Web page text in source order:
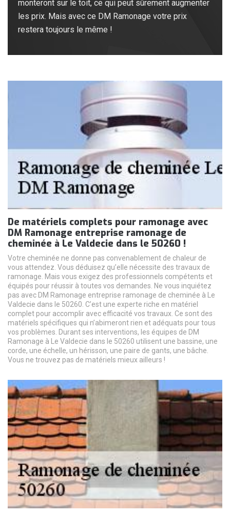
monteront sur le toit, ce qui peut sûrement augmenter
les prix. Mais avec ce DM Ramonage votre prix
restera toujours le même !
De matériels complets pour ramonage avec
DM Ramonage entreprise ramonage de
cheminée à Le Valdecie dans le 50260 !
Votre cheminée ne donne pas convenablement de chaleur de
vous attendez. Vous déduisez qu’elle nécessite des travaux de
ramonage. Mais vous exigez des professionnels compétents et
équipés pour réussir à toutes vos demandes. Ne vous inquiétez
pas avec DM Ramonage entreprise ramonage de cheminée à Le
Valdecie dans le 50260. C’est une experte riche en matériel
complet pour accomplir avec efficacité vos travaux. Ce sont des
matériels spécifiques qui n’abimeront rien et adéquats pour tous
vos problèmes. Durant ses interventions, les équipes de DM
Ramonage à Le Valdecie dans le 50260 utilisent une bassine, une
corde, une échelle, un hérisson, une paire de gants, une bâche.
Vous ne trouvez pas de matériels mieux ailleurs !